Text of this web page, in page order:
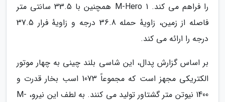
را فراهم می کند. M-Hero 1 همچنین با 33.5 سانتی متر
فاصله از زمین، زاویهٔ حمله 36.8 درجه و زاویهٔ فرار 37.5
درجه را ارائه می کند.
بر اساس گزارش پدال، این شاسی بلند چینی به چهار موتور
الکتریکی مجهز است که مجموعاً 1073 اسب بخار قدرت و
1400 نیوتن متر گشتاور تولید می کنند. به لطف این نیرو، M-